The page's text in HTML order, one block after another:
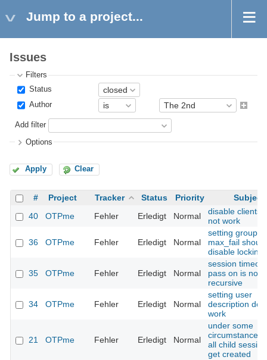
Jump to a project...
Issues
Filters
Status
Author
Add filter
Options
Apply Clear
# Project Tracker Status Priority
Subject
40
OTPme Fehler Erledigt Normal
disable clients
not work
36 OTPme Fehler Erledigt Normal
setting group
max_fail should
disable locking
35 OTPme Fehler Erledigt Normal
session timeout
pass on is not
recursive
34 OTPme Fehler Erledigt Normal
setting user
description
work
21 OTPme Fehler Erledigt Normal
under some
circumstances
all child
get created